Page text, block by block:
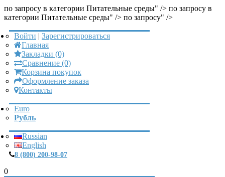
по запросу в категории Питательные среды" /> по запросу в
категории Питательные среды" /> по запросу" />
Войти | Зарегистрироваться
Главная
Закладки (0)
Сравнение (0)
Корзина покупок
Оформление заказа
Контакты
Euro
Рубль
Russian
English
8 (800) 200-98-07
0